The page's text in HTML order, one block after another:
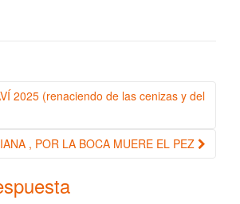
de la entrada
2025 (renaciendo de las cenizas y del
, POR LA BOCA MUERE EL PEZ